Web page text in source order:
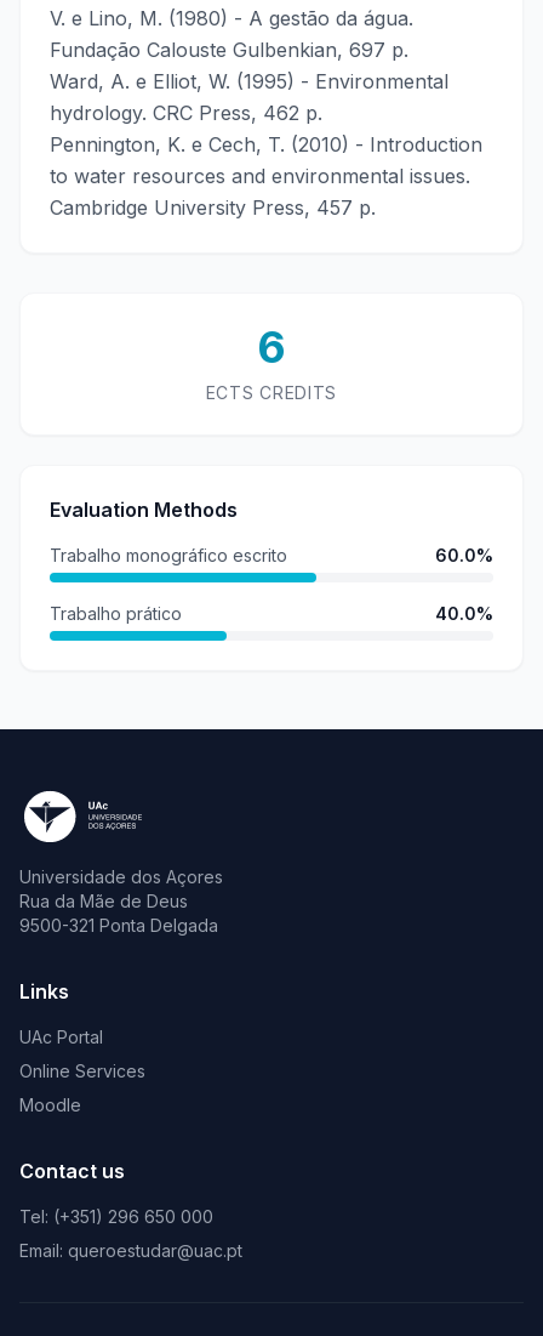
V. e Lino, M. (1980) - A gestão da água.
Fundação Calouste Gulbenkian, 697 p.
Ward, A. e Elliot, W. (1995) - Environmental
hydrology. CRC Press, 462 p.
Pennington, K. e Cech, T. (2010) - Introduction
to water resources and environmental issues.
Cambridge University Press, 457 p.
6
ECTS CREDITS
Evaluation Methods
Trabalho monográfico escrito 60.0%
Trabalho prático 40.0%
Universidade dos Açores
Rua da Mãe de Deus
9500-321 Ponta Delgada
Links
UAc Portal
Online Services
Moodle
Contact us
Tel: (+351) 296 650 000
Email: queroestudar@uac.pt